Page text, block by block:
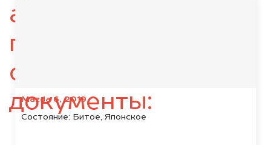
Mazda 6, 2019
Состояние: Битое, Японское
автомобиль,
подготовьте
следующие
документы: